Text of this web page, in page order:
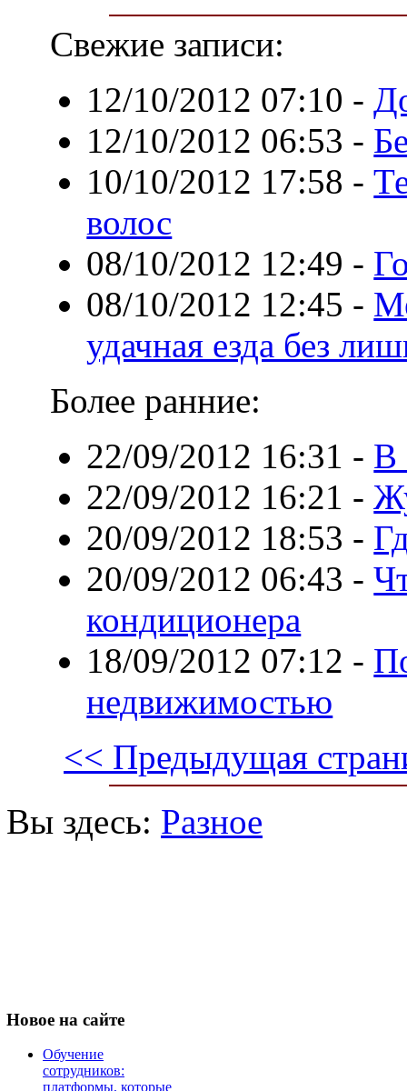
Свежие записи:
12/10/2012 07:10 -
12/10/2012 06:53 -
10/10/2012 17:58 -
волос
08/10/2012 12:49 -
08/10/2012 12:45 -
удачная езда без
Более ранние:
22/09/2012 16:31 - В
22/09/2012 16:21 -
20/09/2012 18:53 -
20/09/2012 06:43 -
кондиционера
18/09/2012 07:12 -
недвижимостью
<< Предыдущая
Вы здесь: Разное
Новое на сайте
Обучение
сотрудников:
платформы, которые